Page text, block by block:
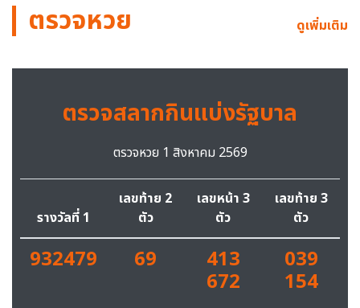
ตรวจหวย ดูเพิ่มเติม
ตรวจสลากกินแบ่งรัฐบาล
ตรวจหวย 1 สิงหาคม 2569
รางวัลที่ 1
เลขท้าย 2
ตัว
เลขหน้า 3
ตัว
เลขท้าย 3
ตัว
932479 69 413
672
039
154